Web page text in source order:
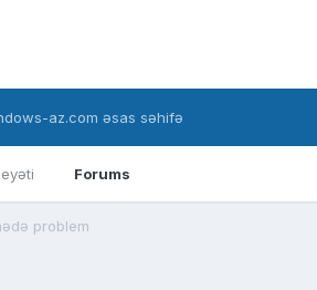
Forums
az.com əsas səhifə
problem